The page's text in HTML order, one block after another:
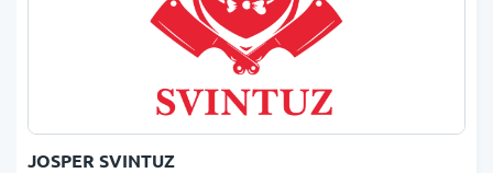
JOSPER SVINTUZ